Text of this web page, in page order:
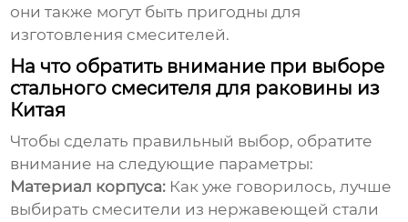
они также могут быть пригодны для
изготовления смесителей.
На что обратить внимание при выборе
стального смесителя для раковины из
Китая
Чтобы сделать правильный выбор, обратите
внимание на следующие параметры:
Материал корпуса: Как уже говорилось, лучше
выбирать смесители из нержавеющей стали